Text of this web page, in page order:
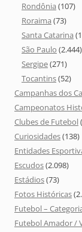
Rondônia (107)
Roraima (73)
Santa Catarina
São Paulo (2.444)
Sergipe(271)
Tocantins(52)
Campanhas dos
Campeonatos
Clubes de Futebol
Curiosidades(138)
Entidades
Escudos(2.098)
Estádios(73)
Fotos Históricas
Futebol –
Futebol Amador /